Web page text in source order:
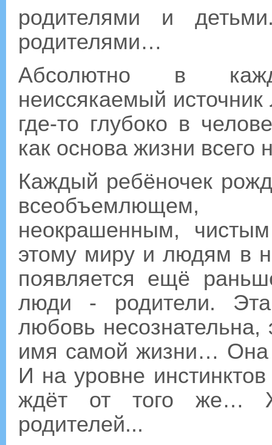
родителями и
родителями…
Абсолютно в
неиссякаемый
где-то глубоко в
как основа жизни всего
Каждый ребёночек
неокрашенным,
этому миру и людям в
появляется ещё
люди - родители. Эта
любовь
имя самой жизни…
И на уровне
ждёт от того же…
родителей...